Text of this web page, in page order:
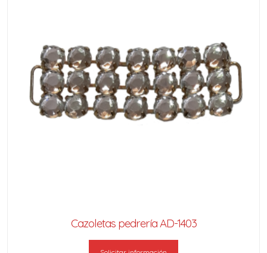
Cazoletas pedrería AD-1403